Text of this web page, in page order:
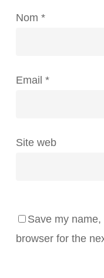
Nom *
Email *
Site web
Save my
browser for the